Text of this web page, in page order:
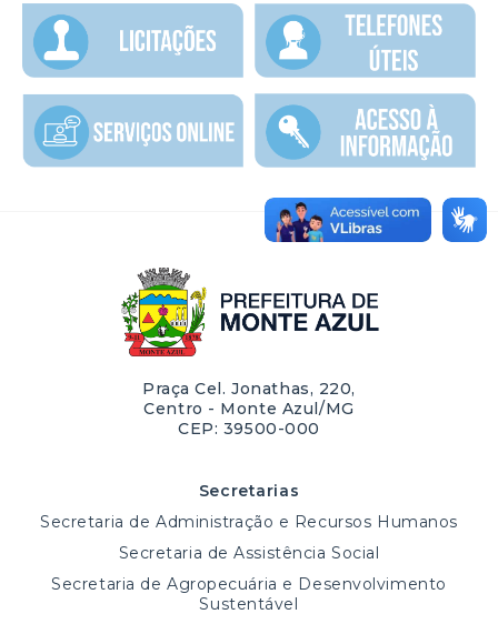
Praça Cel. Jonathas, 220,
Centro - Monte Azul/MG
CEP: 39500-000
Secretarias
Secretaria de Administração e Recursos Humanos
Secretaria de Assistência Social
Secretaria de Agropecuária e Desenvolvimento
Sustentável